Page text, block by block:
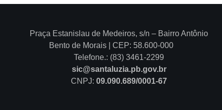
Praça Estanislau de Medeiros, s/n – Bairro Antônio
Bento de Morais | CEP: 58.600-000
Telefone.: (83) 3461-2299
sic@santaluzia.pb.gov.br
CNPJ: 09.090.689/0001-67